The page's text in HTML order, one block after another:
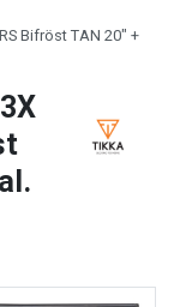
Bifröst TAN 20" +